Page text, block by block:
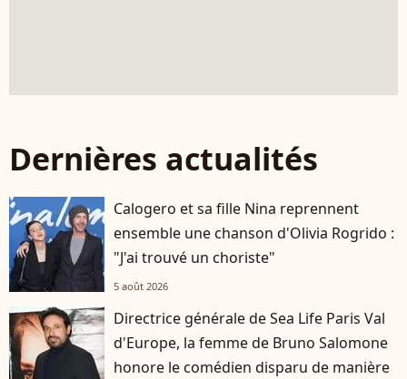
Dernières actualités
Calogero et sa fille Nina reprennent
ensemble une chanson d'Olivia Rogrido :
"J'ai trouvé un choriste"
5 août 2026
Directrice générale de Sea Life Paris Val
d'Europe, la femme de Bruno Salomone
honore le comédien disparu de manière